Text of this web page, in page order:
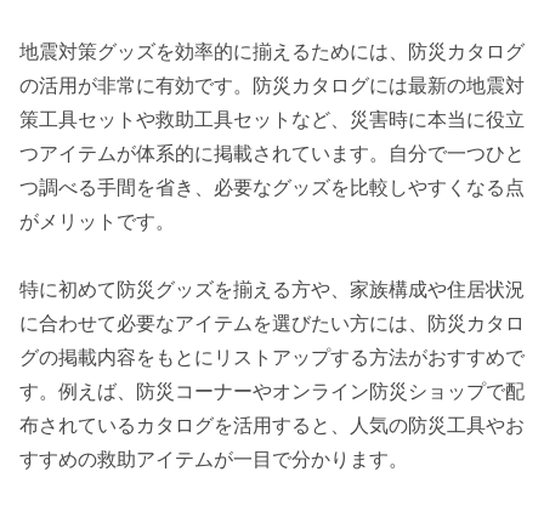
地震対策グッズを効率的に揃えるためには、防災カタログ
の活用が非常に有効です。防災カタログには最新の地震対
策工具セットや救助工具セットなど、災害時に本当に役立
つアイテムが体系的に掲載されています。自分で一つひと
つ調べる手間を省き、必要なグッズを比較しやすくなる点
がメリットです。
特に初めて防災グッズを揃える方や、家族構成や住居状況
に合わせて必要なアイテムを選びたい方には、防災カタロ
グの掲載内容をもとにリストアップする方法がおすすめで
す。例えば、防災コーナーやオンライン防災ショップで配
布されているカタログを活用すると、人気の防災工具やお
すすめの救助アイテムが一目で分かります。